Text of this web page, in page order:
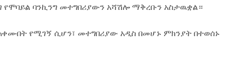
ባንኪንግ መተግበሪያውን አሻሽሎ ማቅረቡን አስታዉቋል።
የሚገኝ ሲሆን፣ መተግበሪያው አዲስ በመሆኑ ምክንያት በተወሰኑ